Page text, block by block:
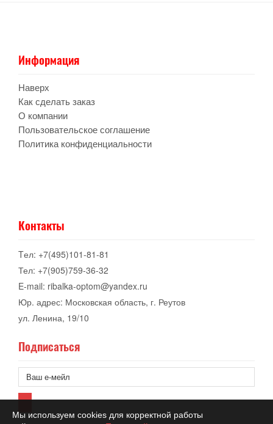
Информация
Наверх
Как сделать заказ
О компании
Пользовательское соглашение
Политика конфиденциальности
Контакты
Tел: +7(495)101-81-81
Тел: +7(905)759-36-32
E-mail: ribalka-optom@yandex.ru
Юр. адрес: Московская область, г. Реутов
ул. Ленина, 19/10
Подписаться
Мы используем cookies для корректной работы